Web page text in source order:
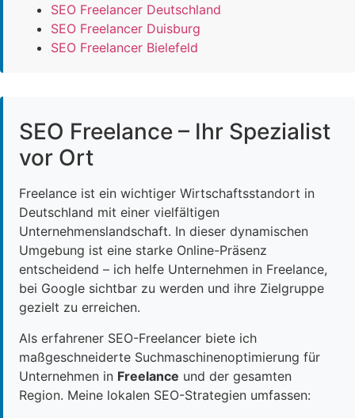
SEO Freelancer Deutschland
SEO Freelancer Duisburg
SEO Freelancer Bielefeld
SEO Freelance – Ihr Spezialist
vor Ort
Freelance ist ein wichtiger Wirtschaftsstandort in
Deutschland mit einer vielfältigen
Unternehmenslandschaft. In dieser dynamischen
Umgebung ist eine starke Online-Präsenz
entscheidend – ich helfe Unternehmen in Freelance,
bei Google sichtbar zu werden und ihre Zielgruppe
gezielt zu erreichen.
Als erfahrener SEO-Freelancer biete ich
maßgeschneiderte Suchmaschinenoptimierung für
Unternehmen in Freelance und der gesamten
Region. Meine lokalen SEO-Strategien umfassen: